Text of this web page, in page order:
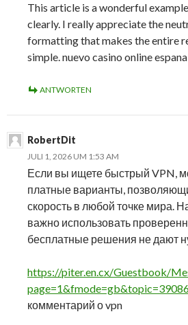
This article is a wonderful
clearly. I really appreciate the
formatting that makes the entire
simple. nuevo casino online espana
ANTWORTEN
RobertDit
JULI 1, 2026 UM 1:53 AM
Если вы ищете быстрый VPN,
платные варианты,
скорость в любой точке мира.
важно использовать
бесплатные решения не дают
https://piter.en.cx/Guestbook/
комментарий о vpn